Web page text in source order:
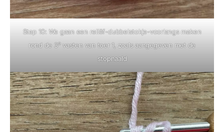
Stap 10: We gaan een reliëf-dubbelstokje-voorlangs maken
rond de 3evasten van toer 1, zoals aangegeven met de
stopnaald